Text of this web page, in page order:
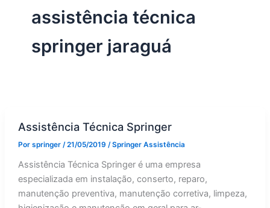
assistência técnica
springer jaraguá
Assistência Técnica Springer
Por springer /21/05/2019 /Springer Assistência
Assistência Técnica Springer é uma empresa
especializada em instalação, conserto, reparo,
manutenção preventiva, manutenção corretiva, limpeza,